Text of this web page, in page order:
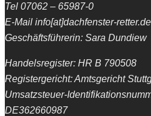
Tel 07062 – 65987-0
E-Mail info[at]dachfenster-retter.de
Geschäftsführerin: Sara Dundiew
Handelsregister: HR B 790508
Registergericht: Amtsgericht
Umsatzsteuer-
DE362660987